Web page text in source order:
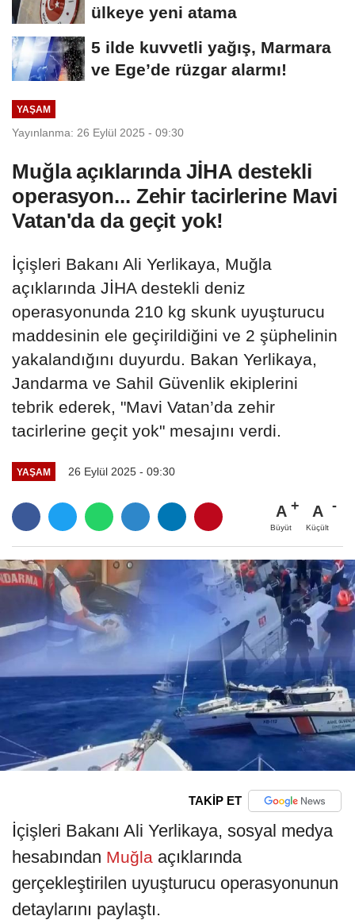
ülkeye yeni atama
5 ilde kuvvetli yağış, Marmara
ve Ege’de rüzgar alarmı!
YAŞAM
Yayınlanma: 26 Eylül 2025 - 09:30
Muğla açıklarında JİHA destekli
operasyon... Zehir tacirlerine Mavi
Vatan'da da geçit yok!
İçişleri Bakanı Ali Yerlikaya, Muğla
açıklarında JİHA destekli deniz
operasyonunda 210 kg skunk uyuşturucu
maddesinin ele geçirildiğini ve 2 şüphelinin
yakalandığını duyurdu. Bakan Yerlikaya,
Jandarma ve Sahil Güvenlik ekiplerini
tebrik ederek, "Mavi Vatan’da zehir
tacirlerine geçit yok" mesajını verdi.
YAŞAM 26 Eylül 2025 - 09:30
A
Büyüt
A
Küçült
TAKİP ET
İçişleri Bakanı Ali Yerlikaya, sosyal medya
hesabından Muğla açıklarında
gerçekleştirilen uyuşturucu operasyonunun
detaylarını paylaştı.